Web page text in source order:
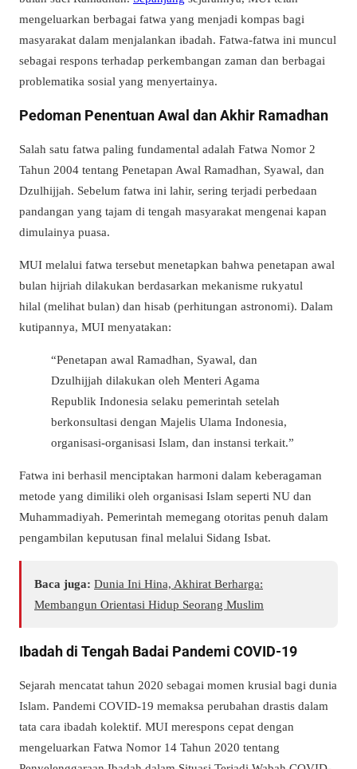
mengeluarkan berbagai fatwa yang menjadi kompas bagi
masyarakat dalam menjalankan ibadah. Fatwa-fatwa ini muncul
sebagai respons terhadap perkembangan zaman dan berbagai
problematika sosial yang menyertainya.
Pedoman Penentuan Awal dan Akhir Ramadhan
Salah satu fatwa paling fundamental adalah Fatwa Nomor 2
Tahun 2004 tentang Penetapan Awal Ramadhan, Syawal, dan
Dzulhijjah. Sebelum fatwa ini lahir, sering terjadi perbedaan
pandangan yang tajam di tengah masyarakat mengenai kapan
dimulainya puasa.
MUI melalui fatwa tersebut menetapkan bahwa penetapan awal
bulan hijriah dilakukan berdasarkan mekanisme rukyatul
hilal (melihat bulan) dan hisab (perhitungan astronomi). Dalam
kutipannya, MUI menyatakan:
“Penetapan awal Ramadhan, Syawal, dan
Dzulhijjah dilakukan oleh Menteri Agama
Republik Indonesia selaku pemerintah setelah
berkonsultasi dengan Majelis Ulama Indonesia,
organisasi-organisasi Islam, dan instansi terkait.”
Fatwa ini berhasil menciptakan harmoni dalam keberagaman
metode yang dimiliki oleh organisasi Islam seperti NU dan
Muhammadiyah. Pemerintah memegang otoritas penuh dalam
pengambilan keputusan final melalui Sidang Isbat.
Baca juga: Dunia Ini Hina, Akhirat Berharga:
Membangun Orientasi Hidup Seorang Muslim
Ibadah di Tengah Badai Pandemi COVID-19
Sejarah mencatat tahun 2020 sebagai momen krusial bagi dunia
Islam. Pandemi COVID-19 memaksa perubahan drastis dalam
tata cara ibadah kolektif. MUI merespons cepat dengan
mengeluarkan Fatwa Nomor 14 Tahun 2020 tentang